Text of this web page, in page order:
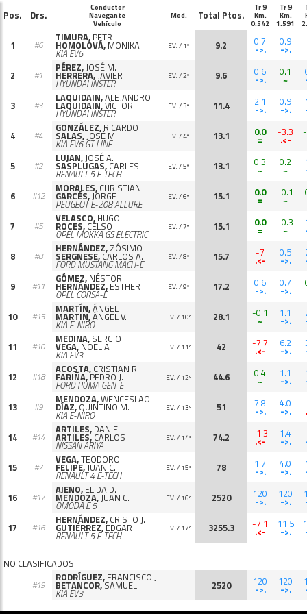
Pos. Drs.
Conductor
Navegante
Vehículo
Mod. Total Ptos.
Tr 9
Km.
0.542
Tr 9
Km.
1.591
1 #6
TIMURA, PETR
HOMOLOVÁ, MONIKA
KIA EV6
EV. / 1º 9.2 0.7
->.
0.9
->.
2 #1
PÉREZ,JOSÉ M.
HERRERA,JAVIER
HYUNDAI INSTER
EV. / 2º 9.6 0.6
->.
0.1
~
3
#3
LAQUIDAIN,ALEJANDRO
LAQUIDAIN,VÍCTOR
HYUNDAI INSTER
EV. / 3º 11.4 2.1
->.
0.9
->.
4
#4
GONZÁLEZ,RICARDO
SALAS,JOSÉ M.
KIA EV6 GT LINE
EV. / 4º 13.1 0.0
=
-3.3
.<-
5 #2
LUJAN,JOSÉ A.
SASPLUGAS, CARLES
RENAULT 5 E-TECH
EV. / 5º 13.1 0.3
~
0.2
~
6
#12
MORALES, CHRISTIAN
GARCÉS,JORGE
PEUGEOT E-208 ALLURE
EV. / 6º 15.1 0.0
=
-0.1
~
7 #5
VELASCO, HUGO
ROCES, CELSO
OPEL MOKKA GS ELECTRIC
EV. / 7º 15.1 0.0
=
-0.3
~
8
#8
HERNÁNDEZ, ZÓSIMO
SERGNESE, CARLOS A.
FORD MUSTANG MACH-E
EV. / 8º 15.7 -7
.<-
0.5
->.
9
#11
GÓMEZ, NÉSTOR
HERNÁNDEZ, ESTHER
OPEL CORSA-E
EV. / 9º 17.2 0.6
->.
0.7
->.
10 #15
MARTÍN,ÁNGEL
MARTIN,ÁNGEL V.
KIA E-NIRO
EV. / 10º 28.1 -0.1
~
1.1
->.
11
#10
MEDINA, SERGIO
VEGA, NOELIA
KIA EV3
EV. / 11º 42 -7.7
.<-
6.2
->.
12
#18
ACOSTA, CRISTIAN R.
FARIÑA,PEDRO J.
FORD PUMA GEN-E
EV. / 12º 44.6 0.4
~
1.1
->.
13
#9
MENDOZA,WENCESLAO
DÍAZ, QUINTINO M.
KIA E-NIRO
EV. / 13º 51 7.8
->.
4.0
->.
14
#14
ARTILES, DANIEL
ARTILES, CARLOS
NISSAN ARIYA
EV. / 14º 74.2 -1.3
.<-
1.4
->.
15
#7
VEGA,TEODORO
FELIPE,JUAN C.
RENAULT 4 E-TECH
EV. / 15º 78 1.7
->.
4.0
->.
16
#17
AJENO, ELIDA D.
MENDOZA,JUAN C.
OMODA E 5
EV. / 16º 2520 120
->.
120
->.
17
#16
HERNÁNDEZ, CRISTO J.
GUTIÉRREZ,EDGAR
RENAULT 5 E-TECH
EV. / 17º 3255.3 -7.1
.<-
11.5
->.
NO CLASIFICADOS
#19
RODRÍGUEZ, FRANCISCO J.
BETANCOR,SAMUEL
KIA EV3
2520 120
->.
120
->.